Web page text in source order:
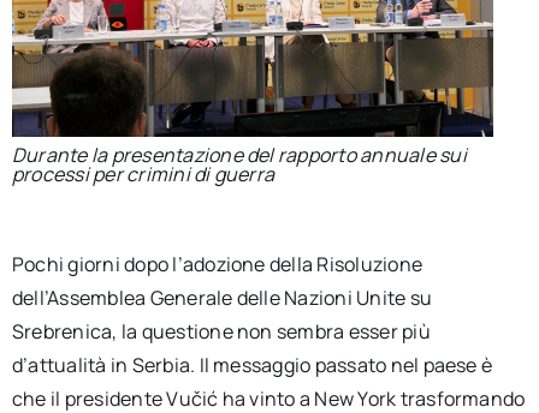
Durante la presentazione del rapporto annuale sui
processi per crimini di guerra
Pochi giorni dopo l’adozione della Risoluzione
dell’Assemblea Generale delle Nazioni Unite su
Srebrenica, la questione non sembra esser più
d’attualità in Serbia. Il messaggio passato nel paese è
che il presidente Vučić ha vinto a New York trasformando